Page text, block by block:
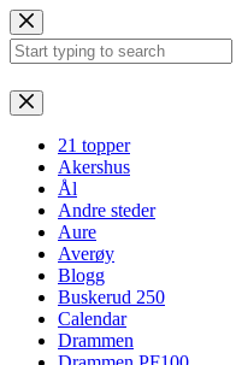
Hopp
til
innholdet
Ingen
resultater
21 topper
Akershus
Ål
Andre steder
Aure
Averøy
Blogg
Buskerud 250
Calendar
Drammen